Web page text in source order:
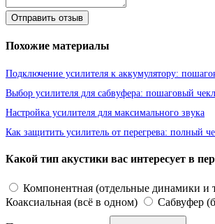
Отправить отзыв
Похожие материалы
Подключение усилителя к аккумулятору:
Выбор усилителя для сабвуфера: пошаговый
Настройка усилителя для максимального звука
Как защитить усилитель от перегрева: полный
Какой тип акустики вас интересует в
Компонентная (отдельные динамики и
Коаксиальная (всё в одном)
Сабвуфер